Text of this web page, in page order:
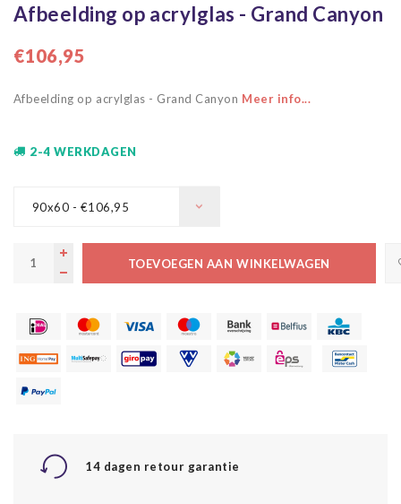
Afbeelding op acrylglas - Grand Canyon
€106,95
Afbeelding op acrylglas - Grand Canyon Meer info...
2-4 WERKDAGEN
90x60 - €106,95
TOEVOEGEN AAN WINKELWAGEN
14 dagen retour garantie